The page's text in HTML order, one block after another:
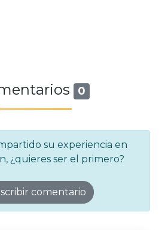
0
su experiencia en
¿quieres ser el primero?
comentario